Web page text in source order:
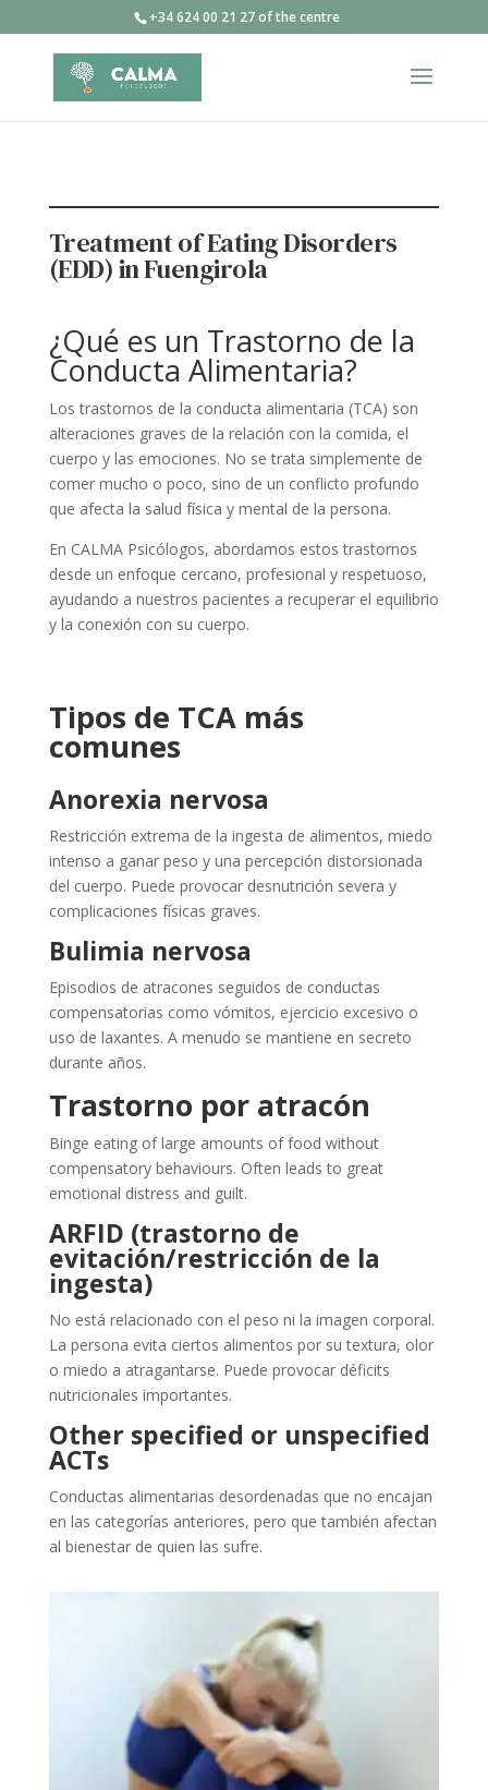
+34 624 00 21 27 of the centre
Treatment of Eating Disorders
(EDD) in Fuengirola
¿Qué es un Trastorno de la
Conducta Alimentaria?
Los trastornos de la conducta alimentaria (TCA) son
alteraciones graves de la relación con la comida, el
cuerpo y las emociones. No se trata simplemente de
comer mucho o poco, sino de un conflicto profundo
que afecta la salud física y mental de la persona.
En CALMA Psicólogos, abordamos estos trastornos
desde un enfoque cercano, profesional y respetuoso,
ayudando a nuestros pacientes a recuperar el equilibrio
y la conexión con su cuerpo.
Tipos de TCA más
comunes
Anorexia nervosa
Restricción extrema de la ingesta de alimentos, miedo
intenso a ganar peso y una percepción distorsionada
del cuerpo. Puede provocar desnutrición severa y
complicaciones físicas graves.
Bulimia nervosa
Episodios de atracones seguidos de conductas
compensatorias como vómitos, ejercicio excesivo o
uso de laxantes. A menudo se mantiene en secreto
durante años.
Trastorno por atracón
Binge eating of large amounts of food without
compensatory behaviours. Often leads to great
emotional distress and guilt.
ARFID (trastorno de
evitación/restricción de la
ingesta)
No está relacionado con el peso ni la imagen corporal.
La persona evita ciertos alimentos por su textura, olor
o miedo a atragantarse. Puede provocar déficits
nutricionales importantes.
Other specified or unspecified
ACTs
Conductas alimentarias desordenadas que no encajan
en las categorías anteriores, pero que también afectan
al bienestar de quien las sufre.